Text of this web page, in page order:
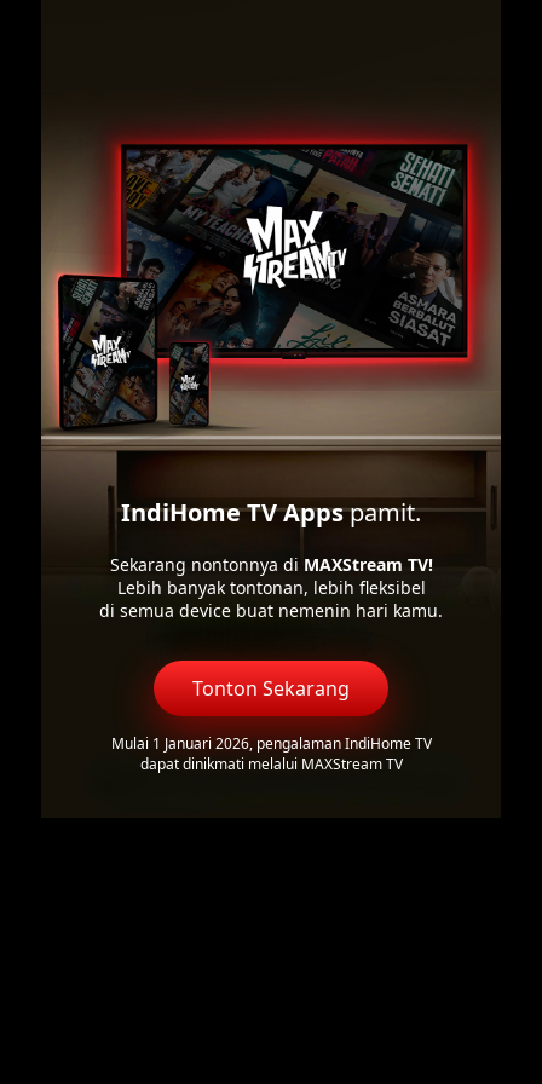
IndiHome TV Appspamit.
Sekarang nontonnya di MAXStream TV!
Lebih banyak tontonan, lebih fleksibel
di semua device buat nemenin hari kamu.
Tonton Sekarang
Mulai 1 Januari 2026, pengalaman IndiHome TV
dapat dinikmati melalui MAXStream TV